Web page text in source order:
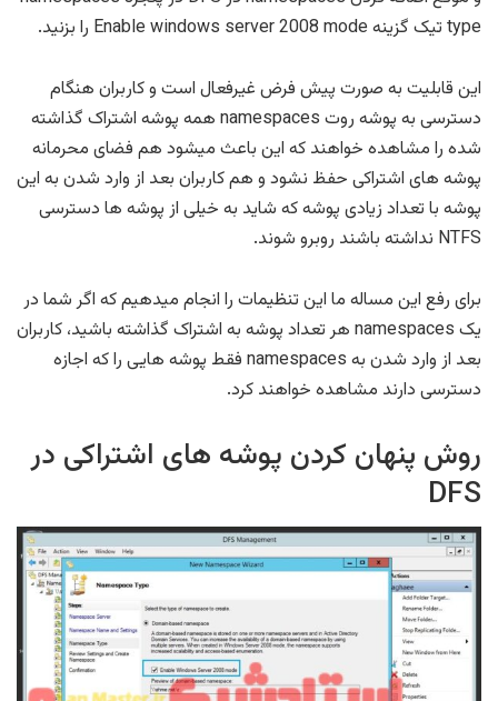
type تیک گزینه Enable windows server 2008 mode را بزنید.
این قابلیت به صورت پیش فرض غیرفعال است و کاربران هنگام
دسترسی به پوشه روت namespaces همه پوشه اشتراک گذاشته
شده را مشاهده خواهند که این باعث میشود هم فضای محرمانه
پوشه های اشتراکی حفظ نشود و هم کاربران بعد از وارد شدن به این
پوشه با تعداد زیادی پوشه که شاید به خیلی از پوشه ها دسترسی
NTFS نداشته باشند روبرو شوند.
برای رفع این مساله ما این تنظیمات را انجام میدهیم که اگر شما در
یک namespaces هر تعداد پوشه به اشتراک گذاشته باشید، کاربران
بعد از وارد شدن به namespaces فقط پوشه هایی را که اجازه
دسترسی دارند مشاهده خواهند کرد.
روش پنهان کردن پوشه های اشتراکی در
DFS